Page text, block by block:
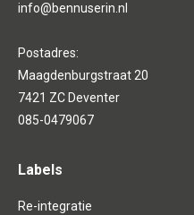
info@bennuserin.nl
Postadres:
Maagdenburgstraat 20
7421 ZC Deventer
085-0479067
Labels
Re-integratie